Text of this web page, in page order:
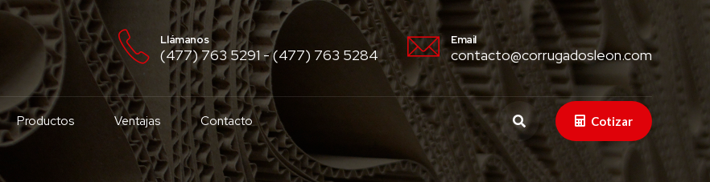
Llámanos
(477) 763 5291 - (477) 763 5284
Email
contacto@corrugadosleon.com
Cotizar
Productos Ventajas Contacto